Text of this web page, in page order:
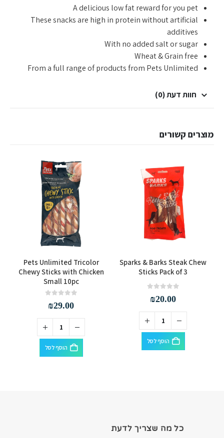
A delicious low fat reward for you pet
These snacks are high in protein without artificial
additives
With no added salt or sugar
Wheat & Grain free
From a full range of products from Pets Unlimited
חוות דעת (0)
מוצרים קשורים
Sparks & Barks Steak Chew
Sticks Pack of 3
₪20.00
הוסף לסל
Pets Unlimited Tricolor
Chewy Sticks with Chicken
Small 10pc
₪29.00
הוסף לסל
כל מה שצריך לדעת